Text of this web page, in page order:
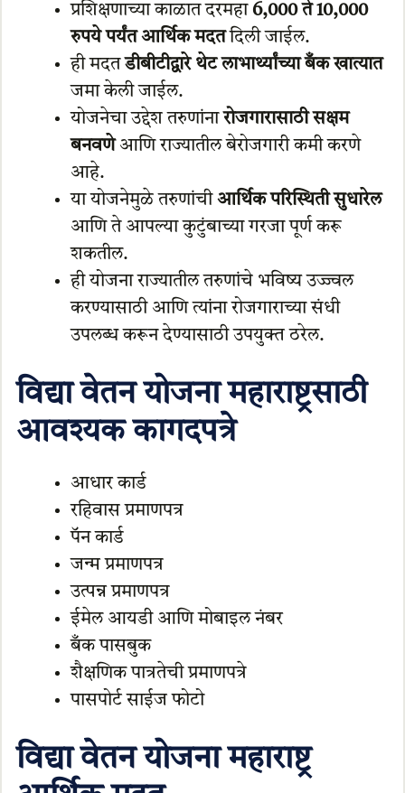
प्रशिक्षणाच्या काळात दरमहा 6,000 ते 10,000
रुपये पर्यंत आर्थिक मदतदिली जाईल.
ही मदतडीबीटीद्वारे थेट लाभार्थ्यांच्या बँक खात्यात
जमा केली जाईल.
योजनेचा उद्देश तरुणांनारोजगारासाठी सक्षम
बनवणेआणि राज्यातील बेरोजगारी कमी करणे
आहे.
या योजनेमुळे तरुणांची आर्थिक परिस्थिती सुधारेल
आणि ते आपल्या कुटुंबाच्या गरजा पूर्ण करू
शकतील.
ही योजना राज्यातील तरुणांचे भविष्य उज्ज्वल
करण्यासाठी आणि त्यांना रोजगाराच्या संधी
उपलब्ध करून देण्यासाठी उपयुक्त ठरेल.
विद्या वेतन योजना महाराष्ट्रसाठी
आवश्यक कागदपत्रे
आधार कार्ड
रहिवास प्रमाणपत्र
पॅन कार्ड
जन्म प्रमाणपत्र
उत्पन्न प्रमाणपत्र
ईमेल आयडी आणि मोबाइल नंबर
बँक पासबुक
शैक्षणिक पात्रतेची प्रमाणपत्रे
पासपोर्ट साईज फोटो
विद्या वेतन योजना महाराष्ट्र